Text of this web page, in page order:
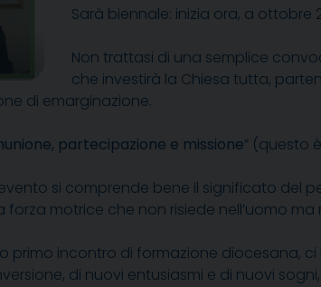
Sarà biennale: inizia ora, a ottobre
Non trattasi di una semplice
che investirà la Chiesa tutta,
di emarginazione.
partecipazione e missione” (questo
si comprende bene il significato del
motrice che non risiede nell’uomo ma
primo incontro di formazione diocesana,
di nuovi entusiasmi e di nuovi